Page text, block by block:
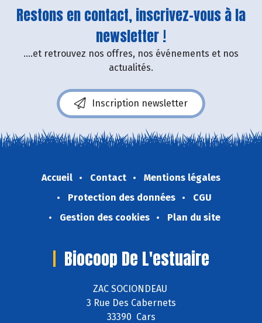
Restons en contact, inscrivez-vous à la
newsletter !
....et retrouvez nos offres, nos événements et nos
actualités.
Inscription newsletter
Accueil Contact
Mentions légales
Protection des données
CGU
Gestion des cookies
Plan du site
Biocoop De L'estuaire
ZAC SOCIONDEAU
3 Rue Des Cabernets
33390 Cars